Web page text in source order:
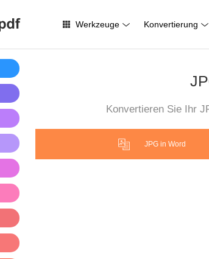
Werkzeuge Konvertierung
Konvertieren Sie Ihr
JPG in Word